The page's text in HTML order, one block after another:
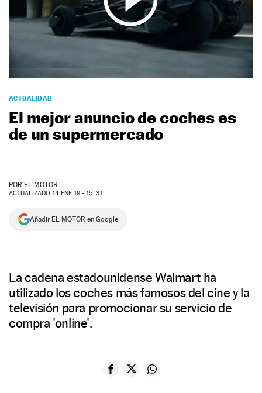
NEWSLETTER
ACTUALIDAD
El mejor anuncio de coches es
de un supermercado
POR EL MOTOR
ACTUALIZADO 14 ENE 19 - 15: 31
Añadir EL MOTOR en Google
La cadena estadounidense Walmart ha
utilizado los coches más famosos del cine y la
televisión para promocionar su servicio de
compra 'online'.